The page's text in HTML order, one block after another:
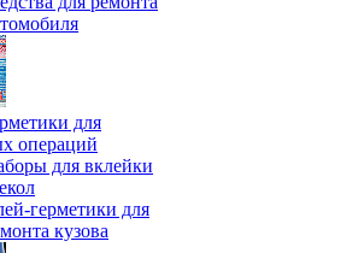
для
операций
для вклейки
герметики для
кузова